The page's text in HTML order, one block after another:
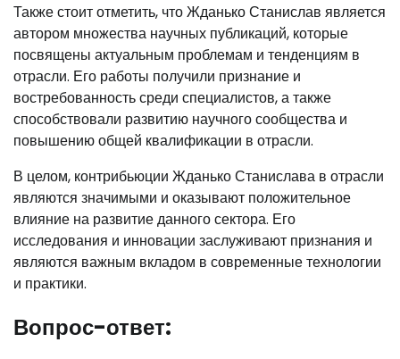
Также стоит отметить, что Жданько Станислав является
автором множества научных публикаций, которые
посвящены актуальным проблемам и тенденциям в
отрасли. Его работы получили признание и
востребованность среди специалистов, а также
способствовали развитию научного сообщества и
повышению общей квалификации в отрасли.
В целом, контрибьюции Жданько Станислава в отрасли
являются значимыми и оказывают положительное
влияние на развитие данного сектора. Его
исследования и инновации заслуживают признания и
являются важным вкладом в современные технологии
и практики.
Вопрос-ответ: